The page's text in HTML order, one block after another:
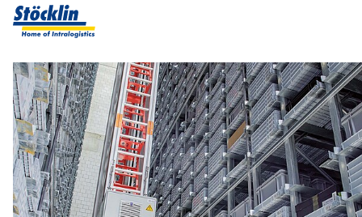
Show convenient version of this site
Don't show this message again